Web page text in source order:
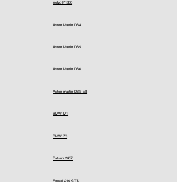
Volvo P1800
Aston Martin DB4
Aston Martin DB5
Aston Martin DB6
Aston martin DBS V8
BMW M1
BMW Z8
Datsun 240Z
Ferrari 246 GTS